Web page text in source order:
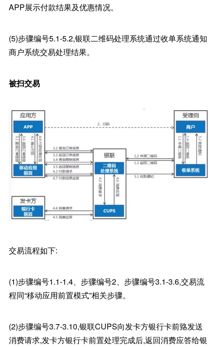
APP展示付款结果及优惠情况。
(5)步骤编号5.1-5.2,银联二维码处理系统通过收单系统通知
商户系统交易处理结果。
被扫交易
交易流程如下:
(1)步骤编号1.1-1.4、步骤编号2、步骤编号3.1-3.6,交易流
程同“移动应用前置模式”相关步骤。
(2)步骤编号3.7-3.10,银联CUPS向发卡方银行卡前臵发送
消费请求,发卡方银行卡前置处理完成后,返回消费应答给银